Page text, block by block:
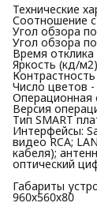
Технические
Соотношение
Угол обзора
Угол обзора
Время отклика
Яркость (кд/
Контрастность
Число цветов -
Операционная
Версия
Тип SMART
Интерфейсы:
видео RCA;
кабеля);
оптический
Габариты
960х560х80